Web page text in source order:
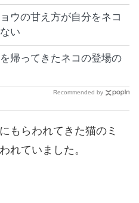
ウの甘え方が自分をネコ
い
帰ってきたネコの登場の
Recommended by
もらわれてきた猫のミ
れていました。